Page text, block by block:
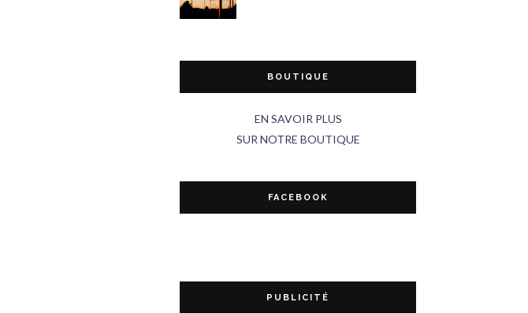
BOUTIQUE
EN SAVOIR PLUS
SUR NOTRE BOUTIQUE
FACEBOOK
PUBLICITÉ